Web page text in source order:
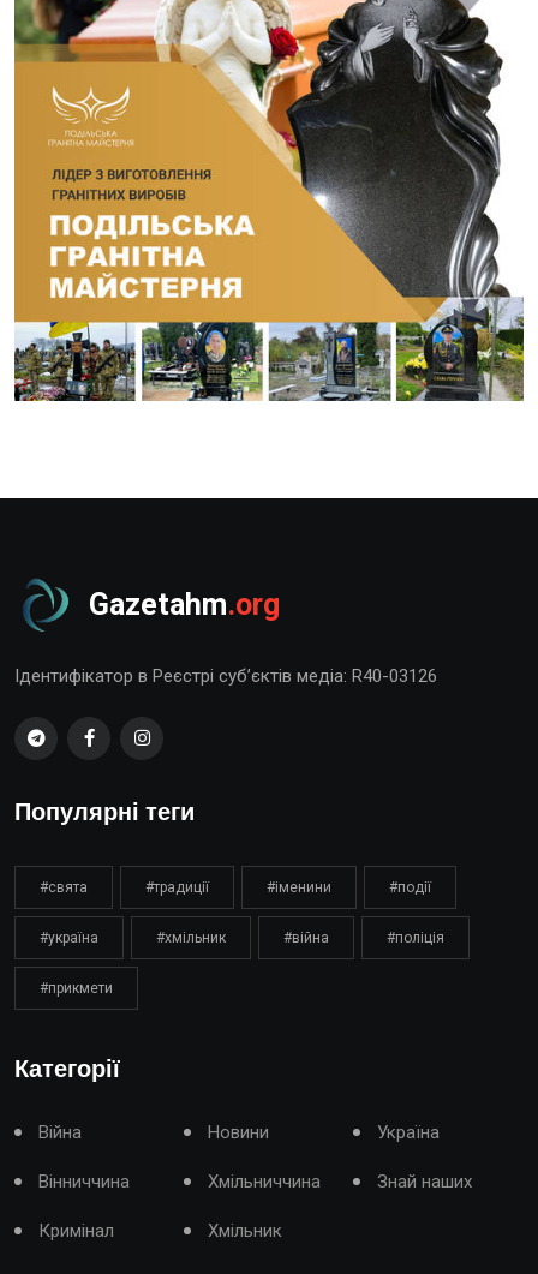
Gazetahm.org
Ідентифікатор в Реєстрі суб’єктів медіа: R40-03126
Популярні теги
#свята #традиції #іменини #події
#україна #хмільник #війна #поліція
#прикмети
Категорії
Війна Новини Україна
Вінниччина Хмільниччина Знай наших
Кримінал Хмільник